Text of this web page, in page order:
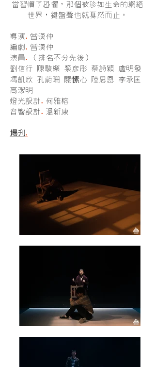
當習慣了恐懼，那個被珍如生命的網絡
世界，鍵盤聲也就戛然而止。
導演. 曾漢仲
編劇 . 曾漢仲
演員.
（排名不分先後）
劉信行 陳駿樂 黎彥彤 蔡詩穎 盧明發
馮凱欣 孔蔚珊 關愫心 陸思恩 李承匡
高潔明
燈光設計. 何雅榕
音響設計. 溫新康
場刊 .